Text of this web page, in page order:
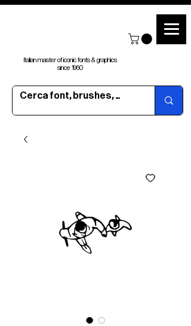
Italian master of iconic fonts & graphics
since 1960